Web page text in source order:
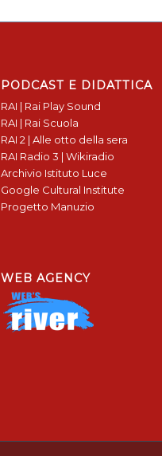
PODCAST E DIDATTICA
RAI | Rai Play Sound
RAI | Rai Scuola
RAI 2 | Alle otto della sera
RAI Radio 3 | Wikiradio
Archivio Istituto Luce
Google Cultural Institute
Progetto Manuzio
WEB AGENCY